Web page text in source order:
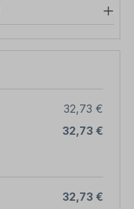
32,73 €
32,73 €
32,73 €